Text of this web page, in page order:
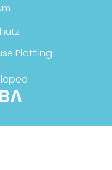
Plattling